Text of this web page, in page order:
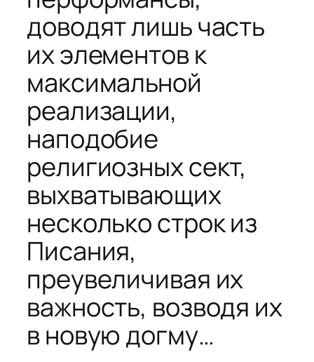
доводят лишь часть
их элементов к
максимальной
реализации,
наподобие
религиозных сект,
выхватывающих
несколько строк из
Писания,
преувеличивая их
важность, возводя их
в новую догму…